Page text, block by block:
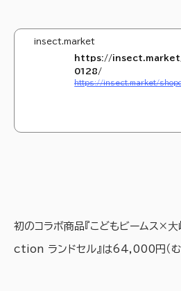
insect.market
https://
0128/
https://insect.market/
初のコラボ商品『こどもビームス
ction ランドセル』は64,000円（む